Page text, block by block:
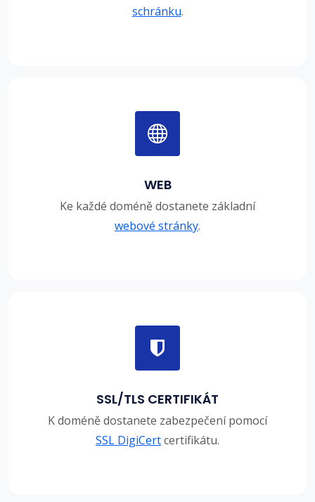
schránku.
WEB
Ke každé doméně dostanete základní
webové stránky.
SSL/TLS CERTIFIKÁT
K doméně dostanete zabezpečení pomocí
SSL DigiCertcertifikátu.